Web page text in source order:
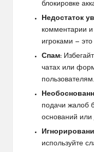
блокировке
Недостаток
комментарии
игроками —
Спам:
чатах или
пользователям.
подачи жалоб
оснований или
используйте